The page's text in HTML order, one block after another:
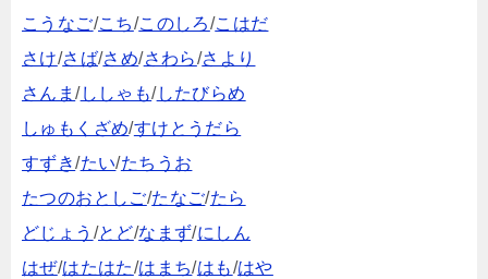
こうなご/こち/このしろ/こはだ
さけ/さば/さめ/さわら/さより
さんま/ししゃも/したびらめ
しゅもくざめ/すけとうだら
すずき/たい/たちうお
たつのおとしご/たなご/たら
どじょう /とど/なまず/にしん
はぜ/はたはた/はまち/はも/はや